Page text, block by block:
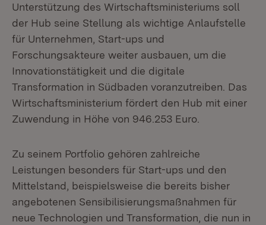
Unterstützung des Wirtschaftsministeriums soll
der Hub seine Stellung als wichtige Anlaufstelle
für Unternehmen, Start-ups und
Forschungsakteure weiter ausbauen, um die
Innovationstätigkeit und die digitale
Transformation in Südbaden voranzutreiben. Das
Wirtschaftsministerium fördert den Hub mit einer
Zuwendung in Höhe von 946.253 Euro.
Zu seinem Portfolio gehören zahlreiche
Leistungen besonders für Start-ups und den
Mittelstand, beispielsweise die bereits bisher
angebotenen Sensibilisierungsmaßnahmen für
neue Technologien und Transformation, die nun in